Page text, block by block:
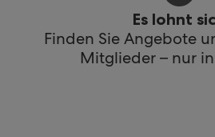
Es lohnt
Finden Sie Angebote
Mitglieder – nur